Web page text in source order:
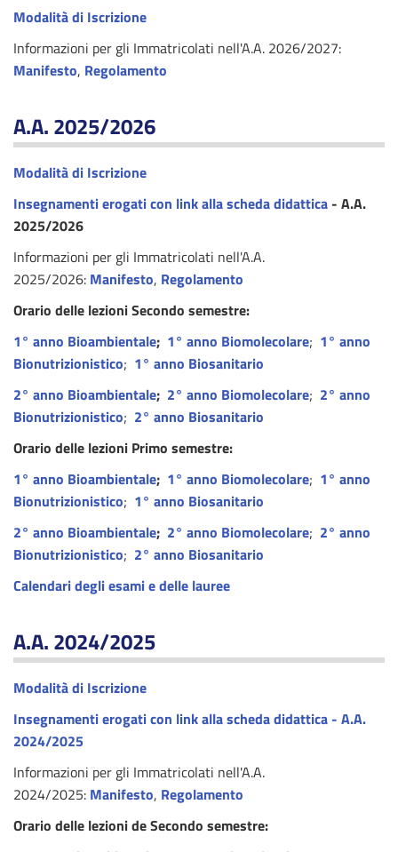
Modalità di Iscrizione
Informazioni per gli Immatricolati nell'A.A. 2026/2027:
Manifesto, Regolamento
A.A. 2025/2026
Modalità di Iscrizione
Insegnamenti erogati con link alla scheda didattica - A.A.
2025/2026
Informazioni per gli Immatricolati nell'A.A.
2025/2026: Manifesto, Regolamento
Orario delle lezioni Secondo semestre:
1° anno Bioambientale; 1° anno Biomolecolare; 1° anno
Bionutrizionistico; 1° anno Biosanitario
2° anno Bioambientale; 2° anno Biomolecolare; 2° anno
Bionutrizionistico; 2° anno Biosanitario
Orario delle lezioni Primo semestre:
1° anno Bioambientale; 1° anno Biomolecolare; 1° anno
Bionutrizionistico; 1° anno Biosanitario
2° anno Bioambientale; 2° anno Biomolecolare; 2° anno
Bionutrizionistico; 2° anno Biosanitario
Calendari degli esami e delle lauree
A.A. 2024/2025
Modalità di Iscrizione
Insegnamenti erogati con link alla scheda didattica - A.A.
2024/2025
Informazioni per gli Immatricolati nell'A.A.
2024/2025: Manifesto, Regolamento
Orario delle lezioni de Secondo semestre: